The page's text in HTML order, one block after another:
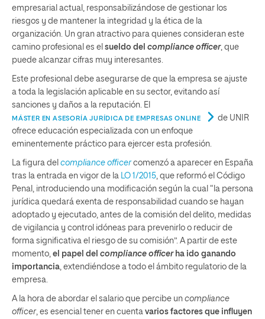
empresarial actual, responsabilizándose de gestionar los
riesgos y de mantener la integridad y la ética de la
organización. Un gran atractivo para quienes consideran este
camino profesional es el sueldo del compliance officer, que
puede alcanzar cifras muy interesantes.
Este profesional debe asegurarse de que la empresa se ajuste
a toda la legislación aplicable en su sector, evitando así
sanciones y daños a la reputación. El
MÁSTER EN ASESORÍA JURÍDICA DE EMPRESAS ONLINE
de UNIR
ofrece educación especializada con un enfoque
eminentemente práctico para ejercer esta profesión.
La figura del compliance officercomenzó a aparecer en España
tras la entrada en vigor de la
LO 1/2015 , que reformó el Código
Penal, introduciendo una modificación según la cual “la persona
jurídica quedará exenta de responsabilidad cuando se hayan
adoptado y ejecutado, antes de la comisión del delito, medidas
de vigilancia y control idóneas para prevenirlo o reducir de
forma significativa el riesgo de su comisión”. A partir de este
momento, el papel del compliance officer ha ido ganando
importancia , extendiéndose a todo el ámbito regulatorio de la
empresa.
A la hora de abordar el salario que percibe un compliance
officer, es esencial tener en cuenta varios factores que influyen